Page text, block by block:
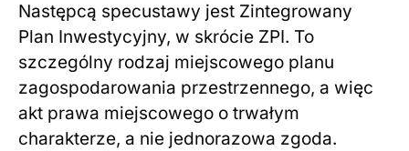
Następcą specustawy jest Zintegrowany
Plan Inwestycyjny, w skrócie ZPI. To
szczególny rodzaj miejscowego planu
zagospodarowania przestrzennego, a więc
akt prawa miejscowego o trwałym
charakterze, a nie jednorazowa zgoda.